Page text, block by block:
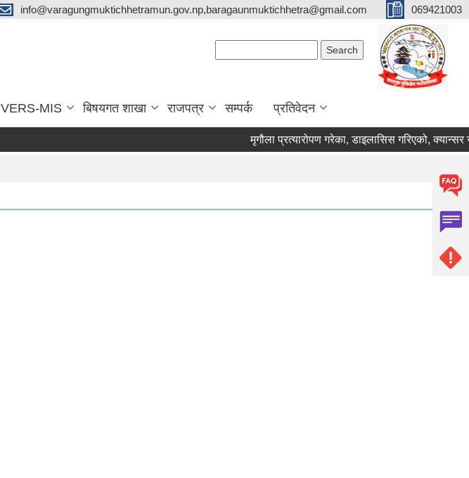
info@varagungmuktichhetramun.gov.np,baragaunmuktichhetra@gmail.com 069421003
VERS-MIS बिषयगत शाखा राजपत्र सम्पर्क प्रतिवेदन
मृगौला प्रत्यारोपण गरेका, डाइलासिस गरिएको, क्यान्सर